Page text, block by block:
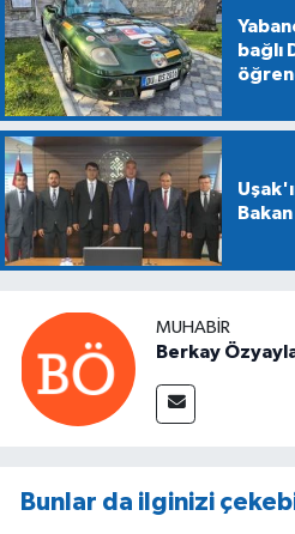
bağlı
MUHABIR
Berkay
Bunlar da ilginizi